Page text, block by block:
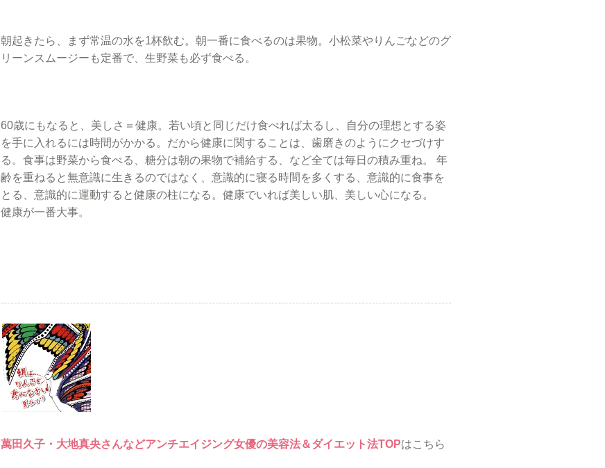
朝起きたら、まず常温の水を1杯飲む。朝一番に食べるのは果物。小松菜やりんごなどのグ
リーンスムージーも定番で、生野菜も必ず食べる。
60歳にもなると、美しさ＝健康。若い頃と同じだけ食べれば太るし、自分の理想とする姿
を手に入れるには時間がかかる。だから健康に関することは、歯磨きのようにクセづけす
る。食事は野菜から食べる、糖分は朝の果物で補給する、など全ては毎日の積み重ね。
年
齢を重ねると無意識に生きるのではなく、意識的に寝る時間を多くする、意識的に食事を
とる、意識的に運動すると健康の柱になる。健康でいれば美しい肌、美しい心になる。
健康が一番大事。
萬田久子・大地真央さんなどアンチエイジング女優の美容法＆ダイエット法TOPはこちら